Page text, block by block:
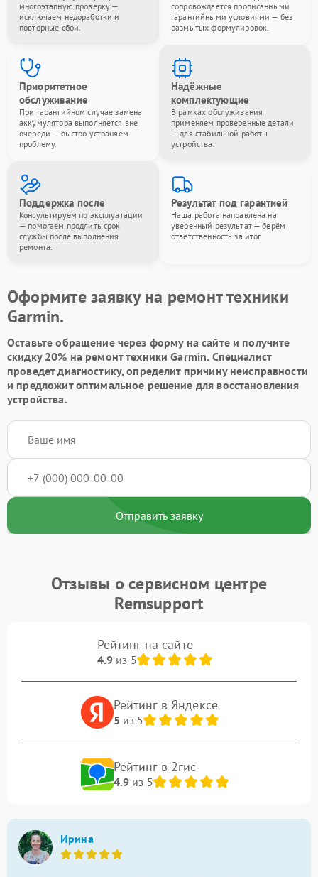
многоэтапную проверку —
исключаем недоработки и
повторные сбои.
сопровождается прописанными
гарантийными условиями — без
размытых формулировок.
Приоритетное
обслуживание
При гарантийном случае замена
аккумулятора выполняется вне
очереди — быстро устраняем
проблему.
Надёжные
комплектующие
В рамках обслуживания
применяем проверенные детали
— для стабильной работы
устройства.
Поддержка после
Консультируем по эксплуатации
— помогаем продлить срок
службы после выполнения
ремонта.
Результат под гарантией
Наша работа направлена на
уверенный результат — берём
ответственность за итог.
Оформите заявку на ремонт техники
Garmin.
Оставьте обращение через форму на сайте и получите
скидку 20% на ремонт техники Garmin. Специалист
проведет диагностику, определит причину неисправности
и предложит оптимальное решение для восстановления
устройства.
Отправить заявку
Отзывы о сервисном центре
Remsupport
Рейтинг на сайте
4.9из 5
Рейтинг в Яндексе
5 из 5
Рейтинг в 2гис
4.9из 5
Ирина